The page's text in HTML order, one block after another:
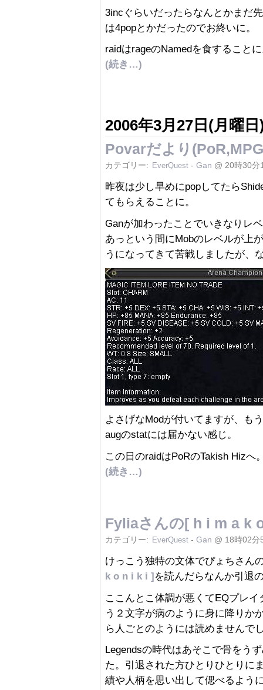
3incぐらいだったらなんとかまだ
は4popとかだったのでお終いに。
raidはrageのNamedを食すること
(続き…)
2006年3月27日(月曜日
Povarだより
カテゴリー: EverQuest - Gan @ 20時30分
昨夜は少し早めにpopしてたら
てもらえることに。
Ganが加わったことでいきなりレ
あっという間にMobのレベルが上
うになってきて苦戦しましたが、
よさげなModが付いてますが、も
augのstatには届かない感じ。
この日のraidはPoRのTakish Hizへ
(続き…)
Fyliaさんの[ h i m a k
カテゴリー: EverQuest - Gan @ 18時02分
けっこう独特の文体でぴょちさん
k o n i k i ]を読んだらなんか引退
ここんとこ体調が悪くてEQプレ
う２文字が病のように身に降りか
ら人ごとのようには読めませんで
Legendsの時代はあそこで骨をう
た。引退された方ひとりひとりに
績や人柄を思い出して偲べるよう